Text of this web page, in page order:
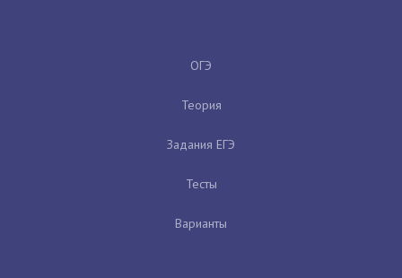
ОГЭ
Теория
Задания ЕГЭ
Тесты
Варианты